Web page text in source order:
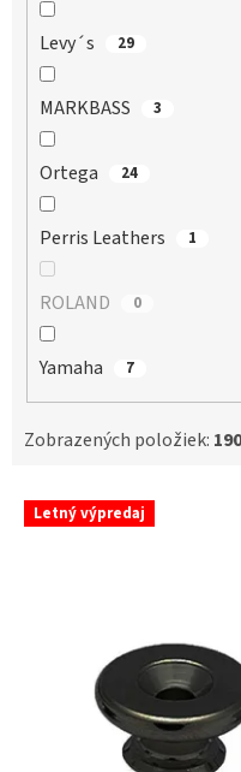
Levy´s 29
MARKBASS 3
Ortega 24
Perris Leathers 1
ROLAND 0
Yamaha 7
Zobrazených položiek: 190
V Letný výpredaj